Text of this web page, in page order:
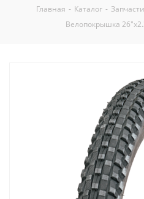
Главная - Каталог - Запчасти
Велопокрышка